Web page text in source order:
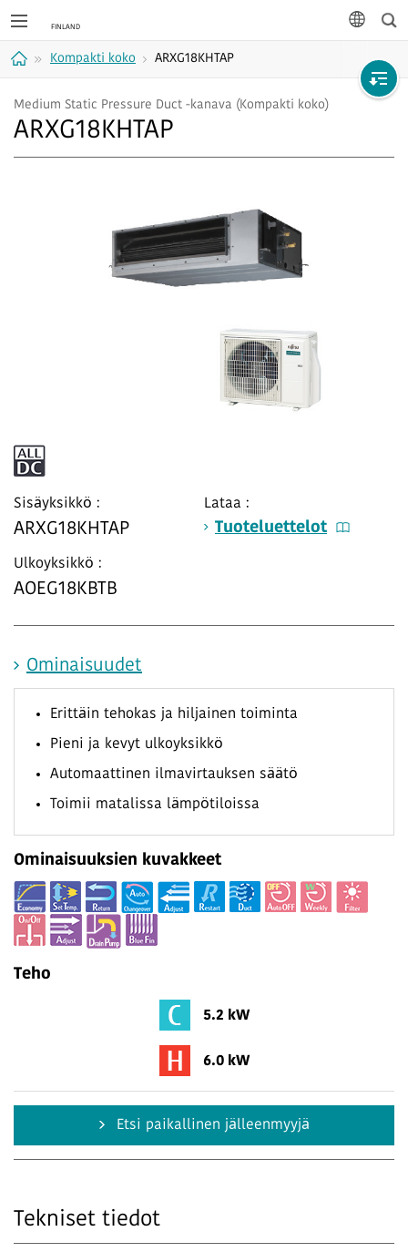
Kompakti koko ARXG18KHTAP
Medium Static Pressure Duct -kanava (Kompakti koko)
ARXG18KHTAP
Sisäyksikkö :
ARXG18KHTAP
Ulkoyksikkö :
AOEG18KBTB
Lataa :
Tuoteluettelot
Ominaisuudet
Erittäin tehokas ja hiljainen toiminta
Pieni ja kevyt ulkoyksikkö
Automaattinen ilmavirtauksen säätö
Toimii matalissa lämpötiloissa
Ominaisuuksien kuvakkeet
Teho
5.2 kW
6.0 kW
Etsi paikallinen jälleenmyyjä
Tekniset tiedot